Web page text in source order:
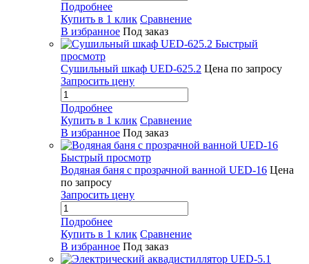
Подробнее
Купить в 1 клик Сравнение
В избранное Под заказ
Быстрый
просмотр
Сушильный шкаф UED-625.2 Цена по запросу
Запросить цену
Подробнее
Купить в 1 клик Сравнение
В избранное Под заказ
Быстрый просмотр
Водяная баня с прозрачной ванной UED-16 Цена
по запросу
Запросить цену
Подробнее
Купить в 1 клик Сравнение
В избранное Под заказ